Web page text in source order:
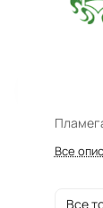
Все
Все